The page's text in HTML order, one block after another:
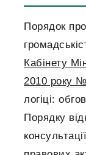
Порядок
Кабінету
2010 року
логіці:
Порядку